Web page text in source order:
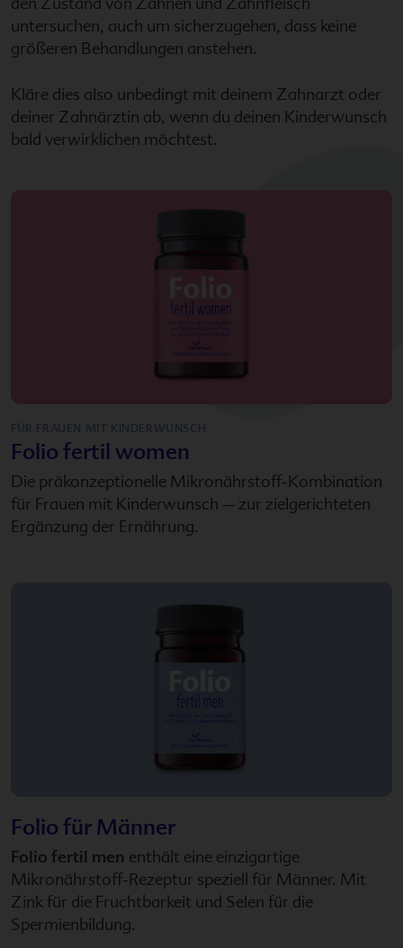
untersuchen, auch um sicherzugehen, dass keine
größeren Behandlungen anstehen.
Kläre dies also unbedingt mit deinem Zahnarzt oder
deiner Zahnärztin ab, wenn du deinen Kinderwunsch
bald verwirklichen möchtest.
FÜR FRAUEN MIT KINDERWUNSCH
Folio fertil women
Die präkonzeptionelle Mikronährstoff-Kombination
für Frauen mit Kinderwunsch – zur zielgerichteten
Ergänzung der Ernährung.
Folio für Männer
Folio fertil men enthält eine einzigartige
Mikronährstoff-Rezeptur speziell für Männer. Mit
Zink für die Fruchtbarkeit und Selen für die
Spermienbildung.